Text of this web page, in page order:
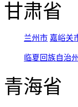
甘肃省
兰州市 嘉峪关
临夏回族自治州
青海省